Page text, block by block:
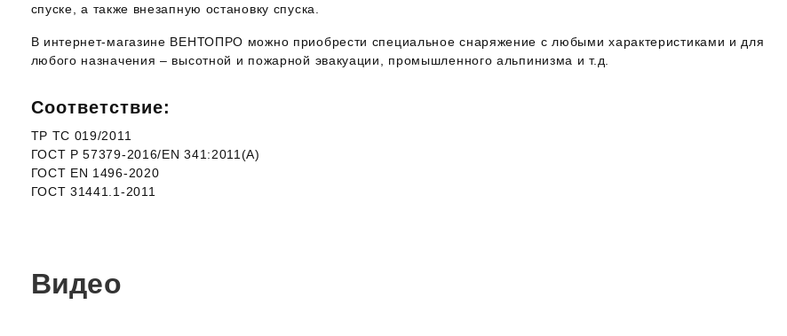
спуске, а также внезапную остановку спуска.
В интернет-магазине ВЕНТОПРО можно приобрести специальное снаряжение с любыми характеристиками и для
любого назначения – высотной и пожарной эвакуации, промышленного альпинизма и т.д.
Соответствие:
ТР ТС 019/2011
ГОСТ Р 57379-2016/EN 341:2011(A)
ГОСТ EN 1496-2020
ГОСТ 31441.1-2011
Видео